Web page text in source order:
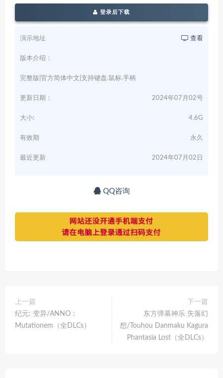
登录后下载
演示地址 查看
版本介绍：
完整版|官方简体中文|支持键盘.鼠标.手柄
更新日期： 2024年07月02号
大小: 4.6G
有效期 永久
最近更新 2024年07月02日
QQ咨询
上一篇
纪元: 变异/ANNO：
Mutationem（全DLCs）
下一篇
东方弹幕神乐 失落幻
想/Touhou Danmaku Kagura
Phantasia Lost（全DLCs）